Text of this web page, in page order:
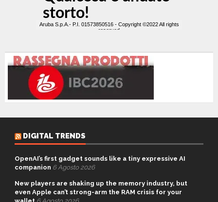
DIGITAL TRENDS
OpenAI’s first gadget sounds like a tiny expressive AI
companion 6 Agosto 2026
New players are shaking up the memory industry, but
even Apple can’t strong-arm the RAM crisis for your